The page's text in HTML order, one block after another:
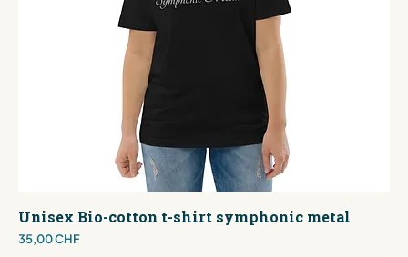
Unisex Bio-cotton t-shirt symphonic metal
Preis
35,00 CHF